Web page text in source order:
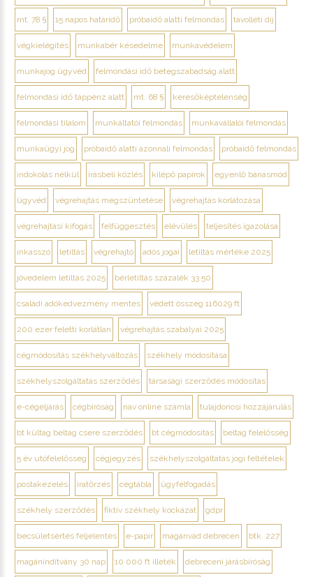
mt. 78 § 15 napos határidő próbaidő alatti felmondás távolléti díj
végkielégítés munkabér késedelme munkavédelem
munkajog ügyvéd felmondási idő betegszabadság alatt
felmondási idő táppénz alatt mt. 68 § keresőképtelenség
felmondási tilalom munkáltatói felmondás munkavállalói felmondás
munkaügyi jog próbaidő alatti azonnali felmondás próbaidő felmondás
indokolás nélkül írásbeli közlés kilépő papírok egyenlő bánásmód
ügyvéd végrehajtás megszüntetése végrehajtás korlátozása
végrehajtási kifogás felfüggesztés elévülés teljesítés igazolása
inkasszó letiltás végrehajtó adós jogai letiltás mértéke 2025
jövedelem letiltás 2025 bérletiltás százalék 33 50
családi adókedvezmény mentes védett összeg 116029 ft
200 ezer feletti korlátlan végrehajtás szabályai 2025
cégmódosítás székhelyváltozás székhely módosítása
székhelyszolgáltatás szerződés társasági szerződés módosítás
e-cégeljárás cégbíróság nav online számla tulajdonosi hozzájárulás
bt kültag beltag csere szerződés bt cégmódosítás beltag felelősség
5 év utófelelősség cégjegyzés székhelyszolgáltatás jogi feltételek
postakezelés iratőrzés cégtábla ügyfélfogadás
székhely szerződés fiktív székhely kockázat gdpr
becsületsértés feljelentés e-papír magánvád debrecen btk. 227
magánindítvány 30 nap 10 000 ft illeték debreceni járásbíróság